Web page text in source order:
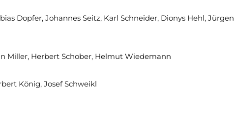
Dopfer, Johannes Seitz, Karl Schneider, Dionys Hehl, Jürgen
Miller, Herbert Schober, Helmut Wiedemann
König, Josef Schweikl